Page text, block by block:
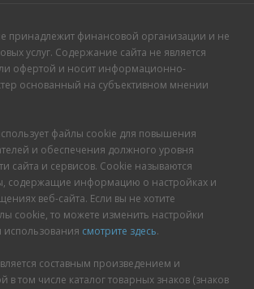
принадлежит финансовой организации и не
услуг. Содержание сайта не является
офертой и носит информационно-
основанный на субъективном мнении
файлы cookie для повышения
и обеспечения должного уровня
сайта и сервисов. Cookie называются
содержащие информацию о настройках и
веб-сайта. Если вы не хотите
cookie, то можете изменить настройки
использования смотрите здесь.
составным произведением и
в том числе каталог товарных знаков (знаков